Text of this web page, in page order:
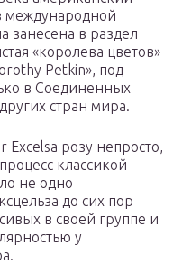
международной
занесена в раздел
«королева цветов»
Petkin», под
в Соединенных
стран мира.
розу непросто,
классикой
не одно
до сих пор
в своей группе и
у